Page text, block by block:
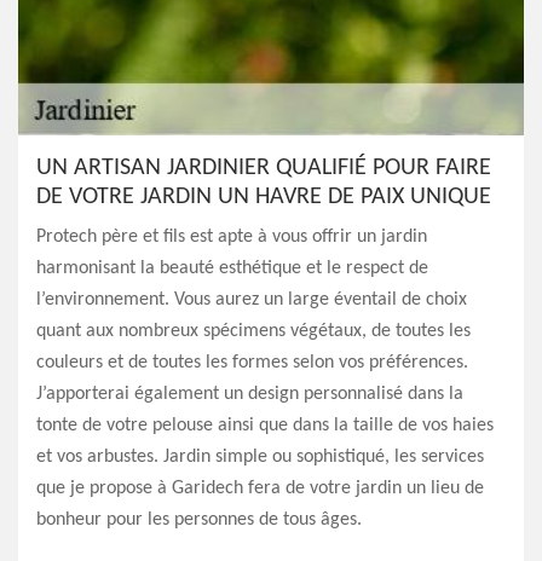
UN ARTISAN JARDINIER QUALIFIÉ POUR FAIRE
DE VOTRE JARDIN UN HAVRE DE PAIX UNIQUE
Protech père et fils est apte à vous offrir un jardin
harmonisant la beauté esthétique et le respect de
l’environnement. Vous aurez un large éventail de choix
quant aux nombreux spécimens végétaux, de toutes les
couleurs et de toutes les formes selon vos préférences.
J’apporterai également un design personnalisé dans la
tonte de votre pelouse ainsi que dans la taille de vos haies
et vos arbustes. Jardin simple ou sophistiqué, les services
que je propose à Garidech fera de votre jardin un lieu de
bonheur pour les personnes de tous âges.